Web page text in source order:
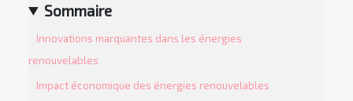
Sommaire
Innovations marquantes dans les énergies
renouvelables
Impact économique des énergies renouvelables